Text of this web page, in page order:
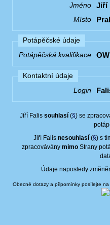
Jméno Jiří
Místo
Potápěčské údaje
Potápěčská kvalifikace
Kontaktní údaje
Login
Jiří Falissouhlasí (§) se
Jiří Falisnesouhlasí (§) s
zpracováványmimo Strany
Údaje naposledy
Obecné dotazy a připomínky posílejte na